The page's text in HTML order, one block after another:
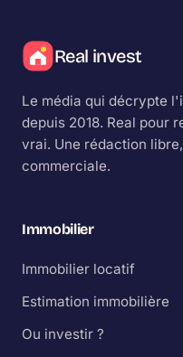
Real invest
Le média qui décrypte
depuis 2018. Real pour
vrai. Une rédaction
commerciale.
Immobilier
Immobilier locatif
Estimation immobilière
Ou investir ?